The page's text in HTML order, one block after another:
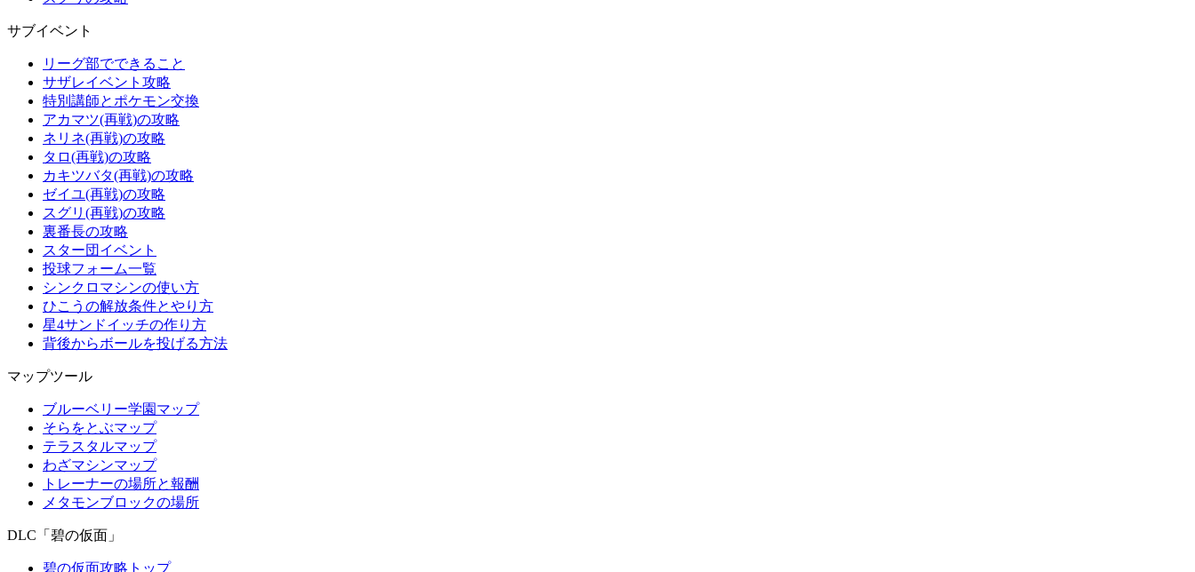
サブイベント
リーグ部でできること
サザレイベント攻略
特別講師とポケモン交換
アカマツ(再戦)の攻略
ネリネ(再戦)の攻略
タロ(再戦)の攻略
カキツバタ(再戦)の攻略
ゼイユ(再戦)の攻略
スグリ(再戦)の攻略
裏番長の攻略
スター団イベント
投球フォーム一覧
シンクロマシンの使い方
ひこうの解放条件とやり方
星4サンドイッチの作り方
背後からボールを投げる方法
マップツール
ブルーベリー学園マップ
そらをとぶマップ
テラスタルマップ
わざマシンマップ
トレーナーの場所と報酬
メタモンブロックの場所
DLC「碧の仮面」
碧の仮面攻略トップ